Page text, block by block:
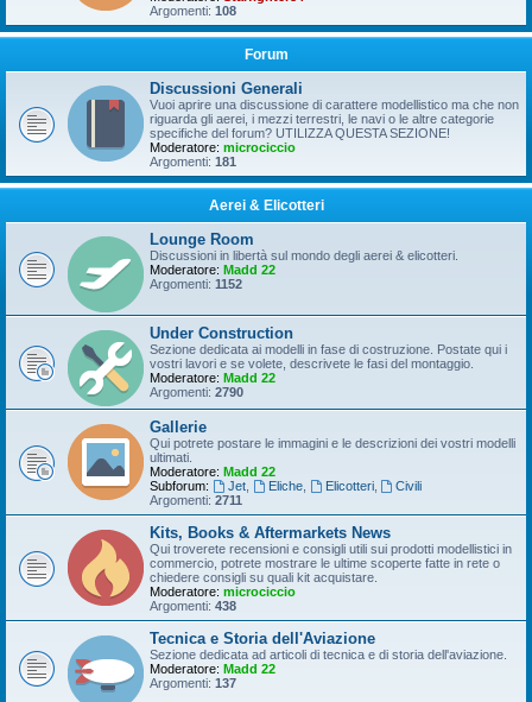
Argomenti: 108
Forum
Discussioni Generali
Vuoi aprire una discussione di carattere modellistico ma che non
riguarda gli aerei, i mezzi terrestri, le navi o le altre categorie
specifiche del forum? UTILIZZA QUESTA SEZIONE!
Moderatore: microciccio
Argomenti: 181
Aerei & Elicotteri
Lounge Room
Discussioni in libertà sul mondo degli aerei & elicotteri.
Moderatore: Madd 22
Argomenti: 1152
Under Construction
Sezione dedicata ai modelli in fase di costruzione. Postate qui i
vostri lavori e se volete, descrivete le fasi del montaggio.
Moderatore: Madd 22
Argomenti: 2790
Gallerie
Qui potrete postare le immagini e le descrizioni dei vostri modelli
ultimati.
Moderatore: Madd 22
Subforum:
Jet, Eliche, Elicotteri,
Civili
Argomenti: 2711
Kits, Books & Aftermarkets News
Qui troverete recensioni e consigli utili sui prodotti modellistici in
commercio, potrete mostrare le ultime scoperte fatte in rete o
chiedere consigli su quali kit acquistare.
Moderatore: microciccio
Argomenti: 438
Tecnica e Storia dell'Aviazione
Sezione dedicata ad articoli di tecnica e di storia dell'aviazione.
Moderatore: Madd 22
Argomenti: 137